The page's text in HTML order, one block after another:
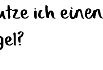
ich einen